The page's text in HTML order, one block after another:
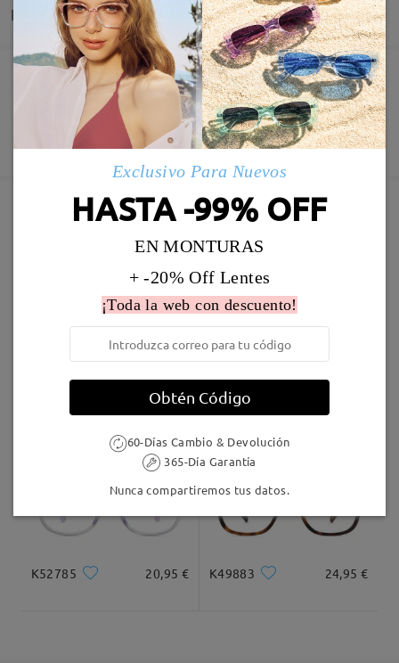
Entrega
Pedido realizado
Fabricación
Enviado
detalles
Revestimiento resistente a arañazo incluído
60 días de garantía de devolución y cambio
Garantía de 365 días
Descubrir Más
Marcos Similares
24,95 € K28606
K52785 20,95 € K49883 24,95 €
Exclusivo Para Nuevos
HASTA -99% OFF
EN MONTURAS
+ -20% Off Lentes
¡Toda la web con descuento!
Obtén Código
60-Días Cambio & Devolución
365-Día Garantía
Nunca compartiremos tus datos.